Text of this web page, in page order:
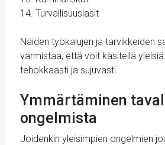
14. Turvallisuuslasit
Näiden työkalujen ja tarvikkeiden
varmistaa, että voit käsitellä
tehokkaasti ja sujuvasti.
Ymmärtäminen
ongelmista
Joidenkin yleisimpien ongelmien